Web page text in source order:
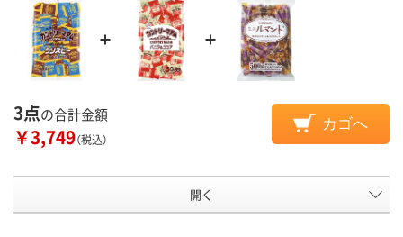
3点の合計金額
￥3,749（税込）
カゴへ
開く